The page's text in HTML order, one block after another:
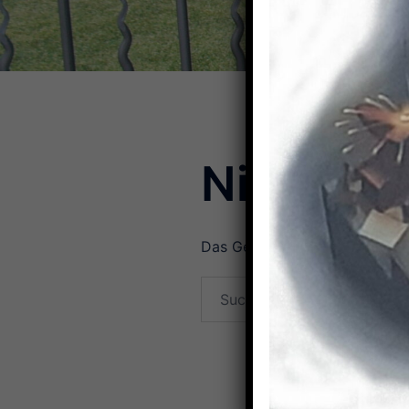
Nichts
Das Gesuchte konnte leider